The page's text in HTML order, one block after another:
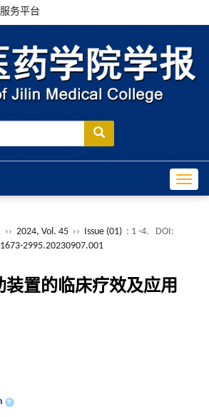
务平台
›› 2024, Vol. 45 ›› Issue (01) : 1 -4.
DOI:
2995.20230907.001
装置的临床疗效及应用
+